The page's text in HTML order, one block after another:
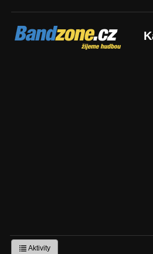
Bandzone.cz
žijeme hudbou
Aktivity